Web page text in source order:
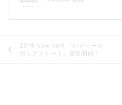
2019 New Item 『レディース
ボックストート』発売開始！